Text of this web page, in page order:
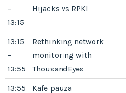
–
13:15
Hijacks vs RPKI
13:15
–
13:55
Rethinking network
monitoring with
ThousandEyes
13:55
Kafe pauza